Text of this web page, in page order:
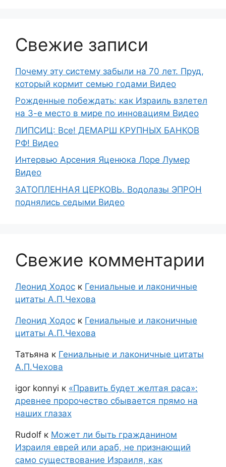
Свежие записи
Почему эту систему забыли на 70 лет. Пруд,
который кормит семью годами Видео
Рожденные побеждать: как Израиль взлетел
на 3-е место в мире по инновациям Видео
ЛИПСИЦ: Все! ДЕМАРШ КРУПНЫХ БАНКОВ
РФ! Видео
Интервью Арсения Яценюка Лоре Лумер
Видео
ЗАТОПЛЕННАЯ ЦЕРКОВЬ. Водолазы ЭПРОН
поднялись седыми Видео
Свежие комментарии
Леонид Ходос к Гениальные и лаконичные
цитаты А.П.Чехова
Леонид Ходос к Гениальные и лаконичные
цитаты А.П.Чехова
Татьяна к Гениальные и лаконичные цитаты
А.П.Чехова
igor konnyi к «Править будет желтая раса»:
древнее пророчество сбывается прямо на
наших глазах
Rudolf к Может ли быть гражданином
Израиля еврей или араб, не признающий
само существование Израиля, как